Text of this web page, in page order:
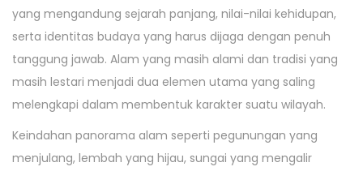
yang mengandung sejarah panjang, nilai-nilai kehidupan,
serta identitas budaya yang harus dijaga dengan penuh
tanggung jawab. Alam yang masih alami dan tradisi yang
masih lestari menjadi dua elemen utama yang saling
melengkapi dalam membentuk karakter suatu wilayah.
Keindahan panorama alam seperti pegunungan yang
menjulang, lembah yang hijau, sungai yang mengalir